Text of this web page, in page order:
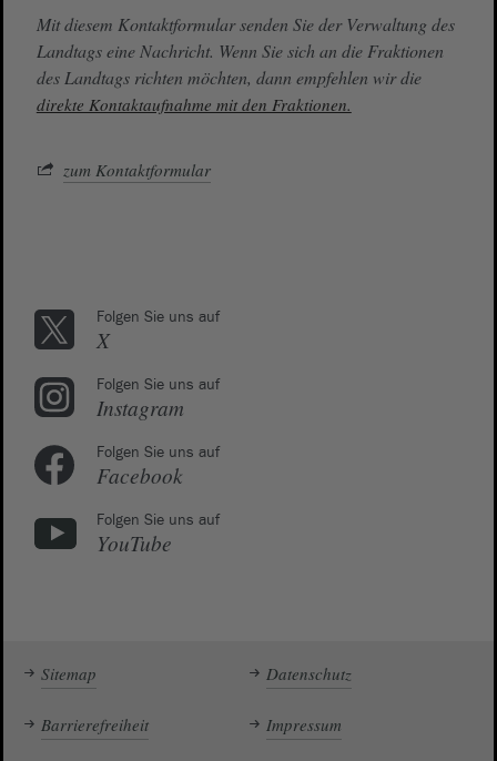
Mit diesem Kontaktformular senden Sie der Verwaltung des
Landtags eine Nachricht. Wenn Sie sich an die Fraktionen
des Landtags richten möchten, dann empfehlen wir die
direkte Kontaktaufnahme mit den Fraktionen.
zum Kontaktformular
Folgen Sie uns auf
X
Folgen Sie uns auf
Instagram
Folgen Sie uns auf
Facebook
Folgen Sie uns auf
YouTube
Sitemap Datenschutz
Barrierefreiheit Impressum